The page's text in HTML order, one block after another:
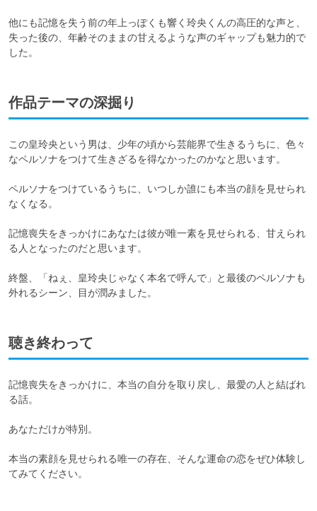
他にも記憶を失う前の年上っぽくも響く玲央くんの高圧的な声と、
失った後の、年齢そのままの甘えるような声のギャップも魅力的で
した。
作品テーマの深掘り
この皇玲央という男は、少年の頃から芸能界で生きるうちに、色々
なペルソナをつけて生きざるを得なかったのかなと思います。
ペルソナをつけているうちに、いつしか誰にも本当の顔を見せられ
なくなる。
記憶喪失をきっかけにあなたは彼が唯一素を見せられる、甘えられ
る人となったのだと思います。
終盤、「ねぇ、皇玲央じゃなく本名で呼んで」と最後のペルソナも
外れるシーン、目が潤みました。
聴き終わって
記憶喪失をきっかけに、本当の自分を取り戻し、最愛の人と結ばれ
る話。
あなただけが特別。
本当の素顔を見せられる唯一の存在、そんな運命の恋をぜひ体験し
てみてください。